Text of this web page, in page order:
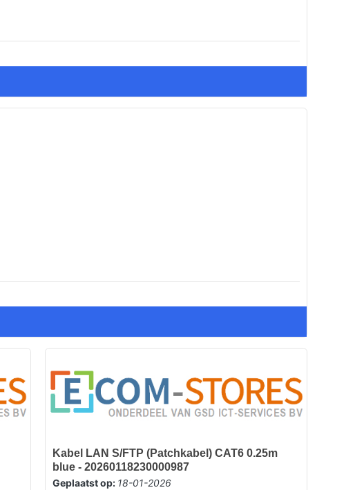
Kabel LAN S/FTP (Patchkabel) CAT6 0.25m
blue - 20260118230000987
Geplaatst op: 18-01-2026